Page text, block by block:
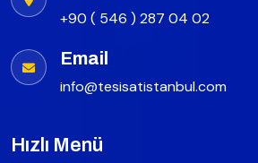
+90 ( 546 ) 287 04 02
Email
info@tesisatistanbul.com
Hızlı Menü